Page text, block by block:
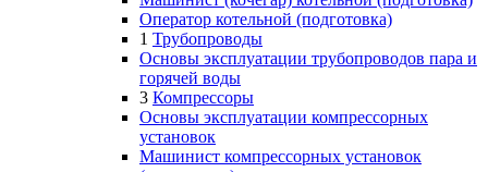
Оператор котельной (подготовка)
1 Трубопроводы
Основы эксплуатации трубопроводов пара и
горячей воды
3 Компрессоры
Основы эксплуатации компрессорных
установок
Машинист компрессорных установок